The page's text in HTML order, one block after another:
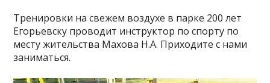
Тренировки на свежем воздухе в парке 200 лет
Егорьевску проводит инструктор по спорту по
месту жительства Махова Н.А. Приходите с нами
заниматься.